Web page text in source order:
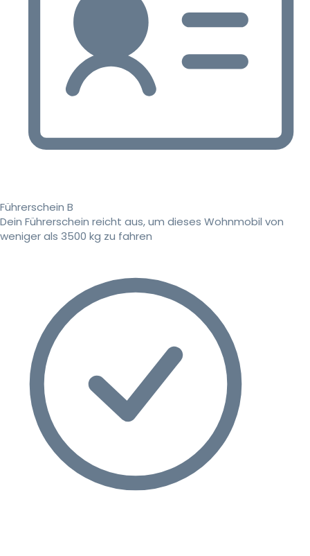
Führerschein B
Dein Führerschein reicht aus, um dieses Wohnmobil von
weniger als 3500 kg zu fahren